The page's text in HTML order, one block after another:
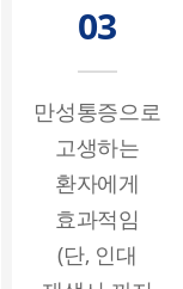
03
만성통증으로
고생하는
환자에게
효과적임
(단, 인대